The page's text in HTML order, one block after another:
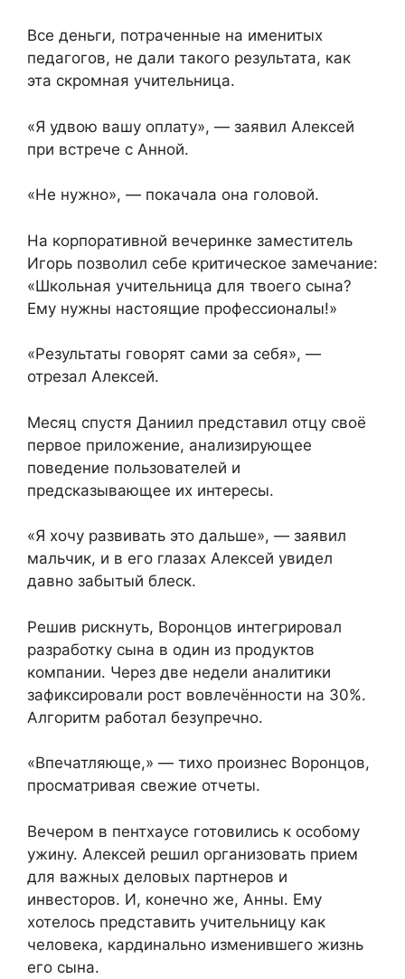
Все деньги, потраченные на именитых
педагогов, не дали такого результата, как
эта скромная учительница.
«Я удвою вашу оплату», — заявил Алексей
при встрече с Анной.
«Не нужно», — покачала она головой.
На корпоративной вечеринке заместитель
Игорь позволил себе критическое замечание:
«Школьная учительница для твоего сына?
Ему нужны настоящие профессионалы!»
«Результаты говорят сами за себя», —
отрезал Алексей.
Месяц спустя Даниил представил отцу своё
первое приложение, анализирующее
поведение пользователей и
предсказывающее их интересы.
«Я хочу развивать это дальше», — заявил
мальчик, и в его глазах Алексей увидел
давно забытый блеск.
Решив рискнуть, Воронцов интегрировал
разработку сына в один из продуктов
компании. Через две недели аналитики
зафиксировали рост вовлечённости на 30%.
Алгоритм работал безупречно.
«Впечатляюще,» — тихо произнес Воронцов,
просматривая свежие отчеты.
Вечером в пентхаусе готовились к особому
ужину. Алексей решил организовать прием
для важных деловых партнеров и
инвесторов. И, конечно же, Анны. Ему
хотелось представить учительницу как
человека, кардинально изменившего жизнь
его сына.